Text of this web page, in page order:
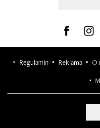
Visit us onVisit
Regulamin Reklama O